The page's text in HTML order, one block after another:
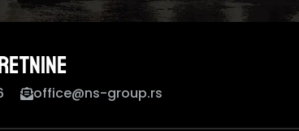
office@ns-group.rs